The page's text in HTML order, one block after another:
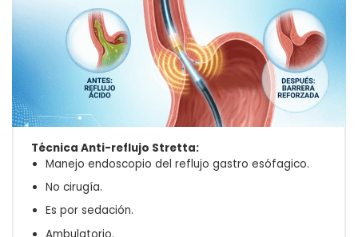
Técnica Anti-reflujo Stretta:
Manejo endoscopio del reflujo gastro esófagico.
No cirugía.
Es por sedación.
Ambulatorio.